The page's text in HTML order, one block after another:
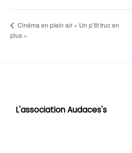
Cinéma en plein air « Un p’tit truc en
plus »
L'association Audaces's